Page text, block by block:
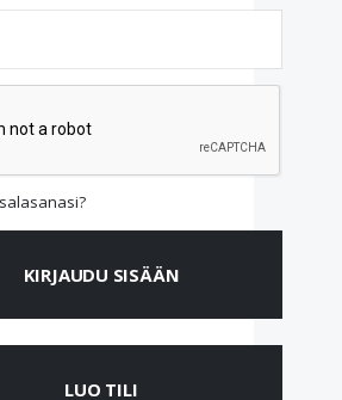
KIRJAUDU SISÄÄN
LUO TILI